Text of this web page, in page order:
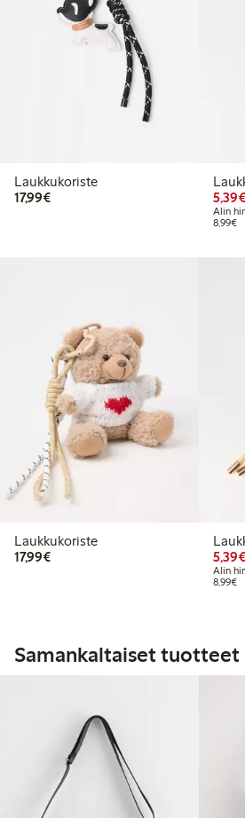
Laukkukoriste
17,99€17,99 €
5,39€
Alin
8,99€
Laukkukoriste
17,99€17,99 €
5,39€
Alin
8,99€
Samankaltaiset tuotteet